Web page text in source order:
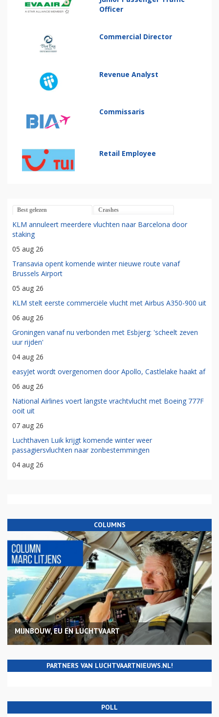
Officer
Commercial Director
Revenue Analyst
Commissaris
Retail Employee
Best gelezen Crashes
KLM annuleert meerdere vluchten naar Barcelona door
staking
05 aug 26
Transavia opent komende winter nieuwe route vanaf
Brussels Airport
05 aug 26
KLM stelt eerste commerciële vlucht met Airbus A350-900 uit
06 aug 26
Groningen vanaf nu verbonden met Esbjerg: 'scheelt zeven
uur rijden'
04 aug 26
easyJet wordt overgenomen door Apollo, Castlelake haakt af
06 aug 26
National Airlines voert langste vrachtvlucht met Boeing 777F
ooit uit
07 aug 26
Luchthaven Luik krijgt komende winter weer
passagiersvluchten naar zonbestemmingen
04 aug 26
COLUMNS
MIJNBOUW, EU EN LUCHTVAART
PARTNERS VAN LUCHTVAARTNIEUWS.NL!
POLL